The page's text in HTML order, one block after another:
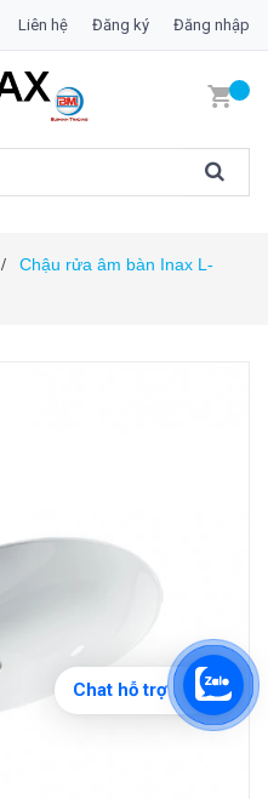
Liên hệ Đăng ký Đăng nhập
/
Chậu rửa âm bàn Inax L-
Chat hỗ trợ